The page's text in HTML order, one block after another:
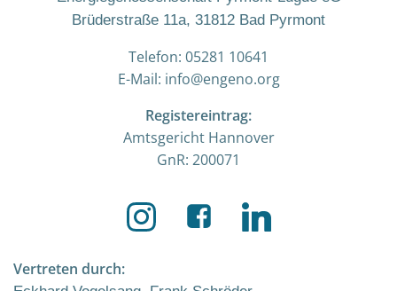
Brüderstraße 11a, 31812 Bad Pyrmont
Telefon: 05281 10641
E-Mail: info@engeno.org
Registereintrag:
Amtsgericht Hannover
GnR: 200071
Vertreten durch: